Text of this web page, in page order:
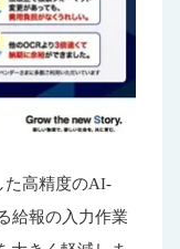
た高精度のAI-
給報の入力作業